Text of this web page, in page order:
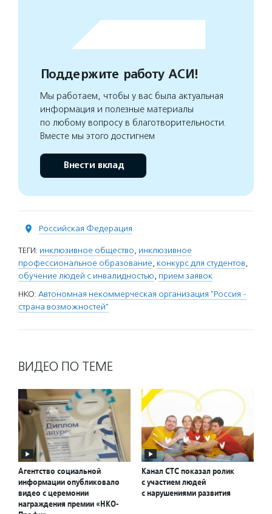
Поддержите работу АСИ!
Мы работаем, чтобы у вас была актуальная
информация и полезные материалы
по любому вопросу в благотворительности.
Вместе мы этого достигнем
Внести вклад
Российская Федерация
ТЕГИ: инклюзивное общество, инклюзивное
профессиональное образование, конкурс для студентов,
обучение людей с инвалидностью, прием заявок
НКО: Автономная некоммерческая организация "Россия -
страна возможностей"
ВИДЕО ПО ТЕМЕ
Агентство социальной
информации опубликовало
видео с церемонии
награждения премии «НКО-
Канал СТС показал ролик
с участием людей
с нарушениями развития